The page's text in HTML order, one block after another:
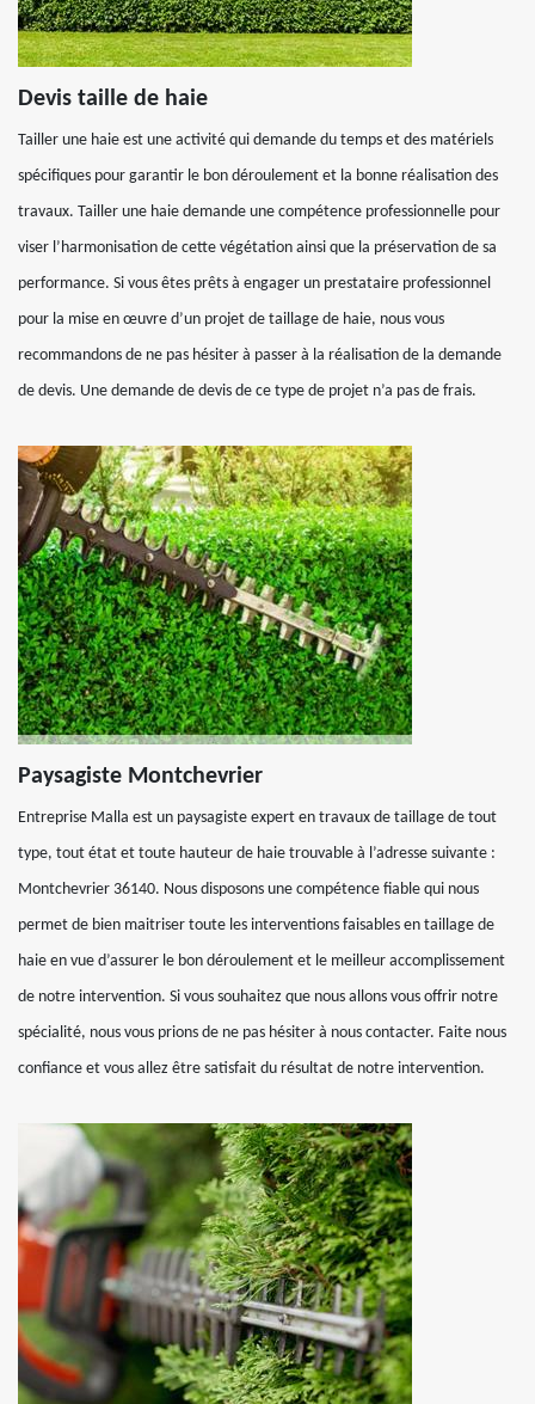
Devis taille de haie
Tailler une haie est une activité qui demande du temps et des matériels
spécifiques pour garantir le bon déroulement et la bonne réalisation des
travaux. Tailler une haie demande une compétence professionnelle pour
viser l’harmonisation de cette végétation ainsi que la préservation de sa
performance. Si vous êtes prêts à engager un prestataire professionnel
pour la mise en œuvre d’un projet de taillage de haie, nous vous
recommandons de ne pas hésiter à passer à la réalisation de la demande
de devis. Une demande de devis de ce type de projet n’a pas de frais.
Paysagiste Montchevrier
Entreprise Malla est un paysagiste expert en travaux de taillage de tout
type, tout état et toute hauteur de haie trouvable à l’adresse suivante :
Montchevrier 36140. Nous disposons une compétence fiable qui nous
permet de bien maitriser toute les interventions faisables en taillage de
haie en vue d’assurer le bon déroulement et le meilleur accomplissement
de notre intervention. Si vous souhaitez que nous allons vous offrir notre
spécialité, nous vous prions de ne pas hésiter à nous contacter. Faite nous
confiance et vous allez être satisfait du résultat de notre intervention.